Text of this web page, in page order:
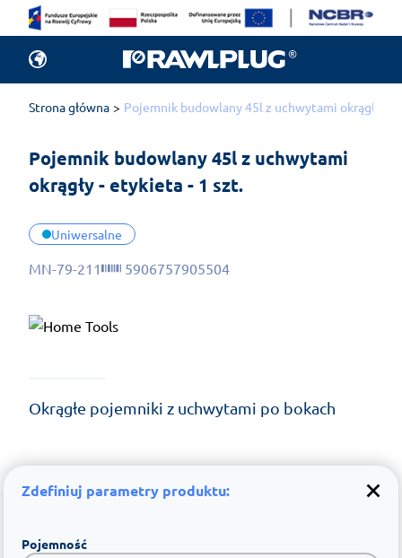
Strona główna Pojemnik budowlany 45l z uchwytami okrągły -
Pojemnik budowlany 45l z uchwytami
okrągły - etykieta - 1 szt.
Uniwersalne
MN-79-211 5906757905504
Okrągłe pojemniki z uchwytami po bokach
Zdefiniuj parametry produktu:
Pojemność